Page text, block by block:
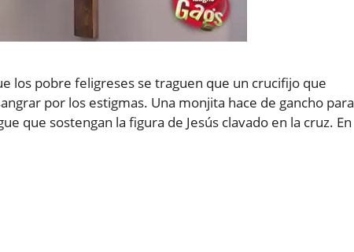
los pobre feligreses se traguen que un crucifijo que
por los estigmas. Una monjita hace de gancho para
que sostengan la figura de Jesús clavado en la cruz. En